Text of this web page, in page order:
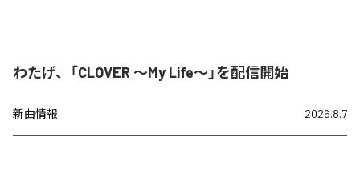
わたげ、「CLOVER ～My Life～」を配信開始
新曲情報 2026.8.7